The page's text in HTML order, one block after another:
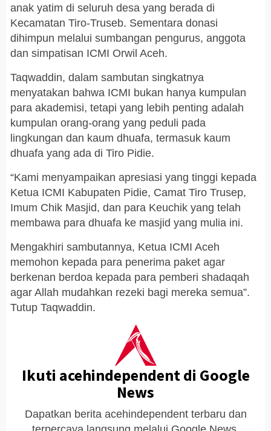
anak yatim di seluruh desa yang berada di
Kecamatan Tiro-Truseb. Sementara donasi
dihimpun melalui sumbangan pengurus, anggota
dan simpatisan ICMI Orwil Aceh.
Taqwaddin, dalam sambutan singkatnya
menyatakan bahwa ICMI bukan hanya kumpulan
para akademisi, tetapi yang lebih penting adalah
kumpulan orang-orang yang peduli pada
lingkungan dan kaum dhuafa, termasuk kaum
dhuafa yang ada di Tiro Pidie.
“Kami menyampaikan apresiasi yang tinggi kepada
Ketua ICMI Kabupaten Pidie, Camat Tiro Trusep,
Imum Chik Masjid, dan para Keuchik yang telah
membawa para dhuafa ke masjid yang mulia ini.
Mengakhiri sambutannya, Ketua ICMI Aceh
memohon kepada para penerima paket agar
berkenan berdoa kepada para pemberi shadaqah
agar Allah mudahkan rezeki bagi mereka semua”.
Tutup Taqwaddin.
Ikuti acehindependent di Google
News
Dapatkan berita acehindependent terbaru dan